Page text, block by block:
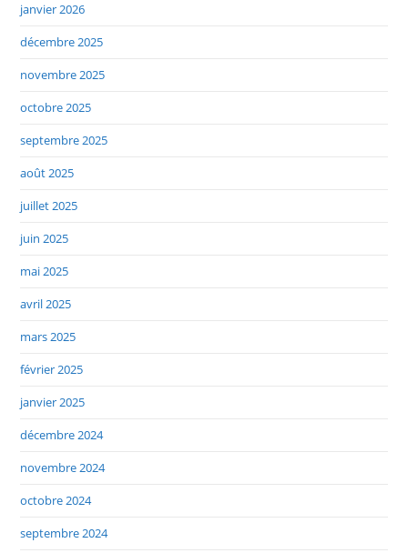
janvier 2026
décembre 2025
novembre 2025
octobre 2025
septembre 2025
août 2025
juillet 2025
juin 2025
mai 2025
avril 2025
mars 2025
février 2025
janvier 2025
décembre 2024
novembre 2024
octobre 2024
septembre 2024